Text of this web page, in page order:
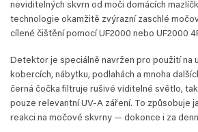
neviditelných skvrn od moči domácích
technologie okamžitě zvýrazní zaschlé
cílené čištění pomocí UF2000 nebo UF2000
Detektor je speciálně navržen pro použití na
kobercích, nábytku, podlahách a mnoha
černá čočka filtruje rušivé viditelné světlo,
pouze relevantní UV-A záření. To způsobuje
reakci na močové skvrny — dokonce i za